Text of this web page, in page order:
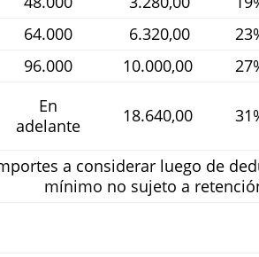
64.000 6.320,00
96.000 10.000,00
En
adelante
18.640,00
a considerar luego de
mínimo no sujeto a